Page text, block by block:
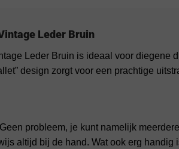
Leder Bruin
Leder Bruin is ideaal voor diegene
design zorgt voor een prachtige
probleem, je kunt namelijk
altijd bij de hand. Wat ook erg handig